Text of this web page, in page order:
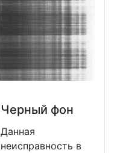
Черный фон
Данная
неисправность в